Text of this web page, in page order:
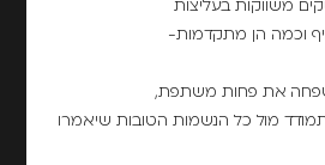
משווקות בעליצות
וכמה הן מתקדמות-
את פחות משתפת,
מול כל הנשמות הטובות שיאמרו